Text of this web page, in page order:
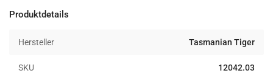
coyote
Produktdetails
Hersteller Tasmanian Tiger
SKU 12042.03